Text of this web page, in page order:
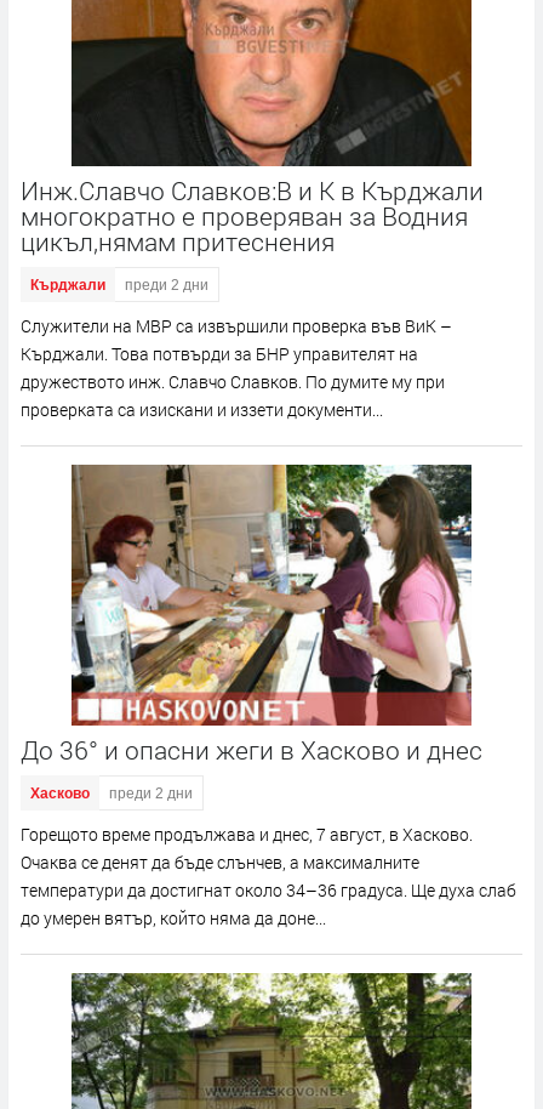
Инж.Славчо Славков:В и К в Кърджали
многократно е проверяван за Водния
цикъл,нямам притеснения
Кърджали преди 2 дни
Служители на МВР са извършили проверка във ВиК –
Кърджали. Това потвърди за БНР управителят на
дружеството инж. Славчо Славков. По думите му при
проверката са изискани и иззети документи...
До 36° и опасни жеги в Хасково и днес
Хасково преди 2 дни
Горещото време продължава и днес, 7 август, в Хасково.
Очаква се денят да бъде слънчев, а максималните
температури да достигнат около 34–36 градуса. Ще духа слаб
до умерен вятър, който няма да доне...